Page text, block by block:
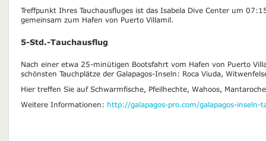
Treffpunkt Ihres Tauchausfluges ist das Isabela Dive Center um
gemeinsam zum Hafen von Puerto Villamil.
5-Std.-Tauchausflug
Nach einer etwa 25-minütigen Bootsfahrt vom Hafen von Puerto
schönsten Tauchplätze der Galapagos-Inseln: Roca Viuda,
Hier treffen Sie auf Schwarmfische, Pfeilhechte, Wahoos,
Weitere Informationen: http://galapagos-pro.com/galapagos-inseln-